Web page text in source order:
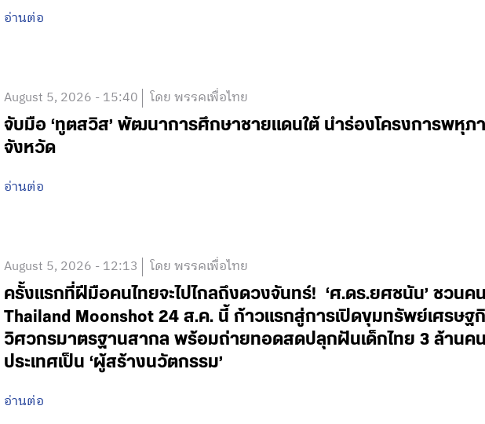
อ่านต่อ
August 5, 2026 - 15:40 โดย พรรคเพื่อไทย
จับมือ ‘ทูตสวิส’ พัฒนาการศึกษาชายแดนใต้ นำร่องโครงการพหุภ
จังหวัด
อ่านต่อ
August 5, 2026 - 12:13 โดย พรรคเพื่อไทย
ครั้งแรกที่ฝีมือคนไทยจะไปไกลถึงดวงจันทร์! ‘ศ.ดร.ยศชนัน’ ชวน
Thailand Moonshot 24 ส.ค. นี้ ก้าวแรกสู่การเปิดขุมทรัพย์เศรษฐ
วิศวกรมาตรฐานสากล พร้อมถ่ายทอดสดปลุกฝันเด็กไทย 3 ล้านค
ประเทศเป็น ‘ผู้สร้างนวัตกรรม’
อ่านต่อ